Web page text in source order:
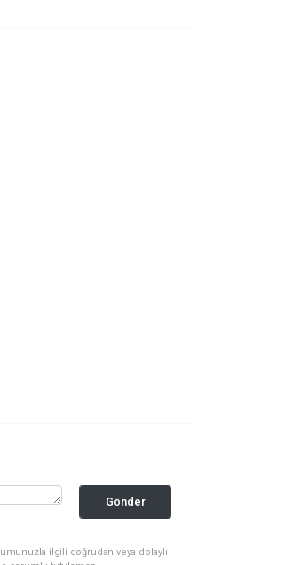
Gönder
ilgili doğrudan veya dolaylı